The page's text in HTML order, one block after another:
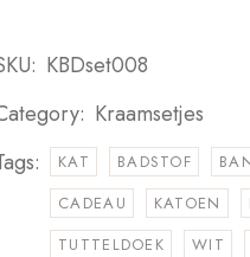
KBDset008
Kraamsetjes
KAT BADSTOF
CADEAU
KATOEN
TUTTELDOEK
WIT